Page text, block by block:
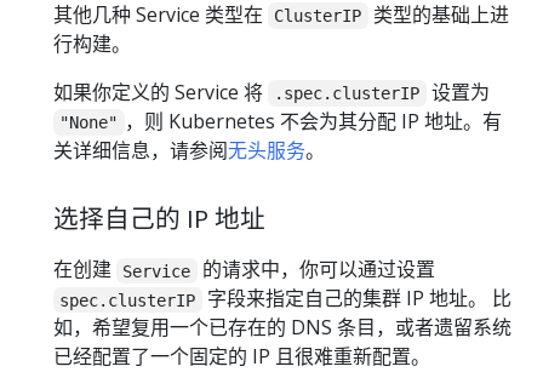
其他几种 Service 类型在
ClusterIP
类型的基础上进
行构建。
如果你定义的 Service 将
.spec.clusterIP 设置为
"None" ，则 Kubernetes 不会为其分配 IP 地址。有
关详细信息，请参阅无头服务。
选择自己的 IP 地址
在创建 Service 的请求中，你可以通过设置
spec.clusterIP
字段来指定自己的集群 IP 地址。 比
如，希望复用一个已存在的 DNS 条目，或者遗留系统
已经配置了一个固定的 IP 且很难重新配置。